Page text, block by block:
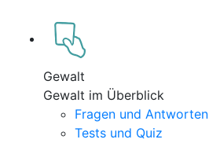
Gewalt
Gewalt im Überblick
Fragen und Antworten
Tests und Quiz